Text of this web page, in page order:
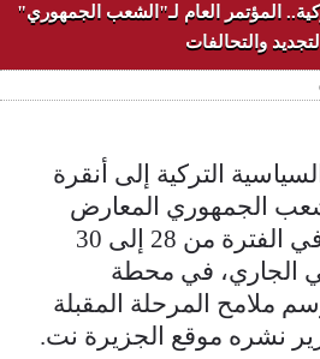
المؤتمر العام لـ"الشعب الجمهوري"
والتحالفات
التركية إلى أنقرة
الجمهوري المعارض
مؤتمره العام الـ39 في الفترة من 28 إلى 30
الجاري، في محطة
ملامح المرحلة المقبلة
نشره موقع الجزيرة نت.